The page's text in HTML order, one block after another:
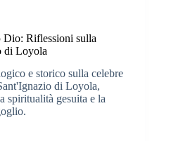
Dio: Riflessioni sulla
di Loyola
e storico sulla celebre
di Loyola,
spiritualità gesuita e la